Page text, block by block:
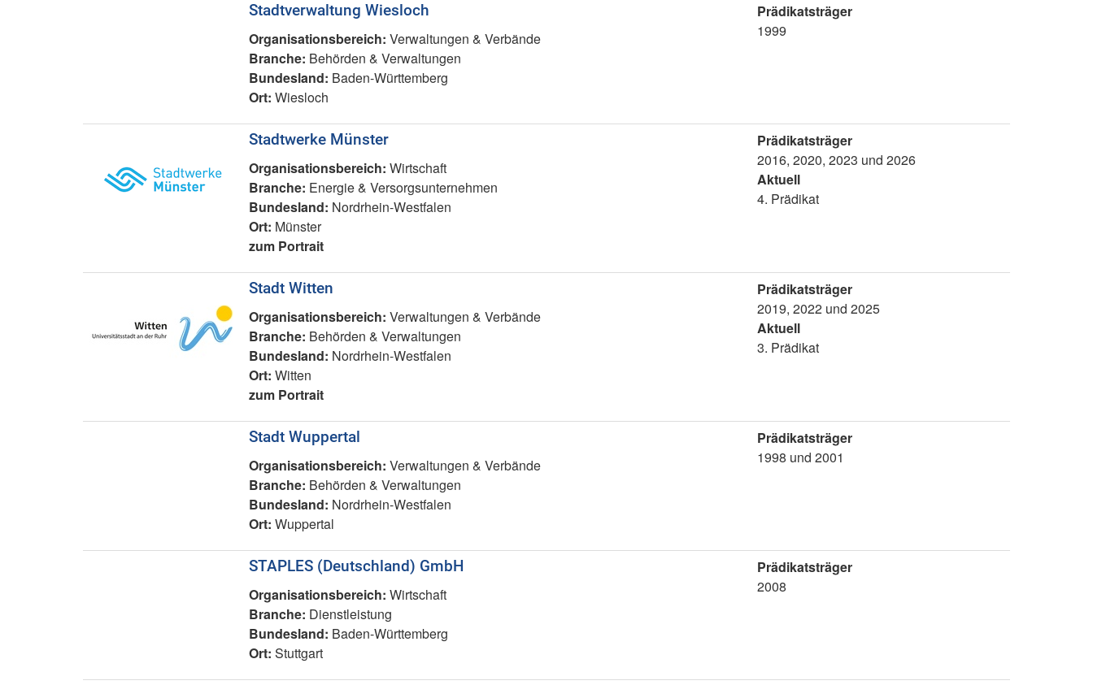
Stadtverwaltung Wiesloch
Organisationsbereich: Verwaltungen & Verbände
Branche: Behörden & Verwaltungen
Bundesland: Baden-Württemberg
Ort: Wiesloch
Prädikatsträger
1999
Stadtwerke Münster
Organisationsbereich: Wirtschaft
Branche: Energie & Versorgsunternehmen
Bundesland: Nordrhein-Westfalen
Ort: Münster
zum Portrait
Prädikatsträger
2016, 2020, 2023 und 2026
Aktuell
4. Prädikat
Stadt Witten
Organisationsbereich: Verwaltungen & Verbände
Branche: Behörden & Verwaltungen
Bundesland: Nordrhein-Westfalen
Ort: Witten
zum Portrait
Prädikatsträger
2019, 2022 und 2025
Aktuell
3. Prädikat
Stadt Wuppertal
Organisationsbereich: Verwaltungen & Verbände
Branche: Behörden & Verwaltungen
Bundesland: Nordrhein-Westfalen
Ort: Wuppertal
Prädikatsträger
1998 und 2001
STAPLES (Deutschland) GmbH
Organisationsbereich: Wirtschaft
Branche: Dienstleistung
Bundesland: Baden-Württemberg
Ort: Stuttgart
Prädikatsträger
2008